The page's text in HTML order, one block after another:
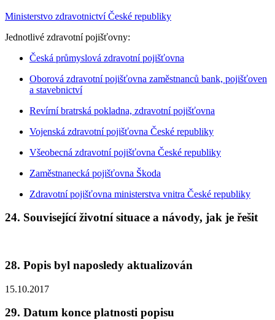
Ministerstvo zdravotnictví České republiky
Jednotlivé zdravotní pojišťovny:
Česká průmyslová zdravotní pojišťovna
Oborová zdravotní pojišťovna zaměstnanců bank, pojišťoven
a stavebnictví
Revírní bratrská pokladna, zdravotní pojišťovna
Vojenská zdravotní pojišťovna České republiky
Všeobecná zdravotní pojišťovna České republiky
Zaměstnanecká pojišťovna Škoda
Zdravotní pojišťovna ministerstva vnitra České republiky
24. Související životní situace a návody, jak je řešit
28. Popis byl naposledy aktualizován
15.10.2017
29. Datum konce platnosti popisu